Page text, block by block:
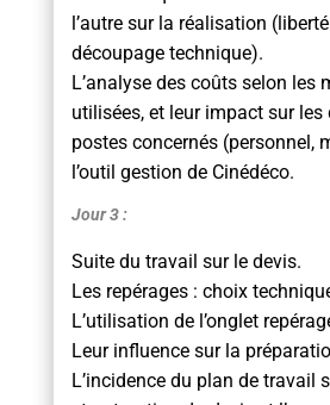
l’autre sur la réalisation
découpage technique).
L’analyse des coûts selon les
utilisées, et leur impact sur
postes concernés (personnel,
l’outil gestion de Cinédéco.
Jour 3 :
Suite du travail sur le devis.
Les repérages : choix
L’utilisation de l’onglet
Leur influence sur la
L’incidence du plan de travail